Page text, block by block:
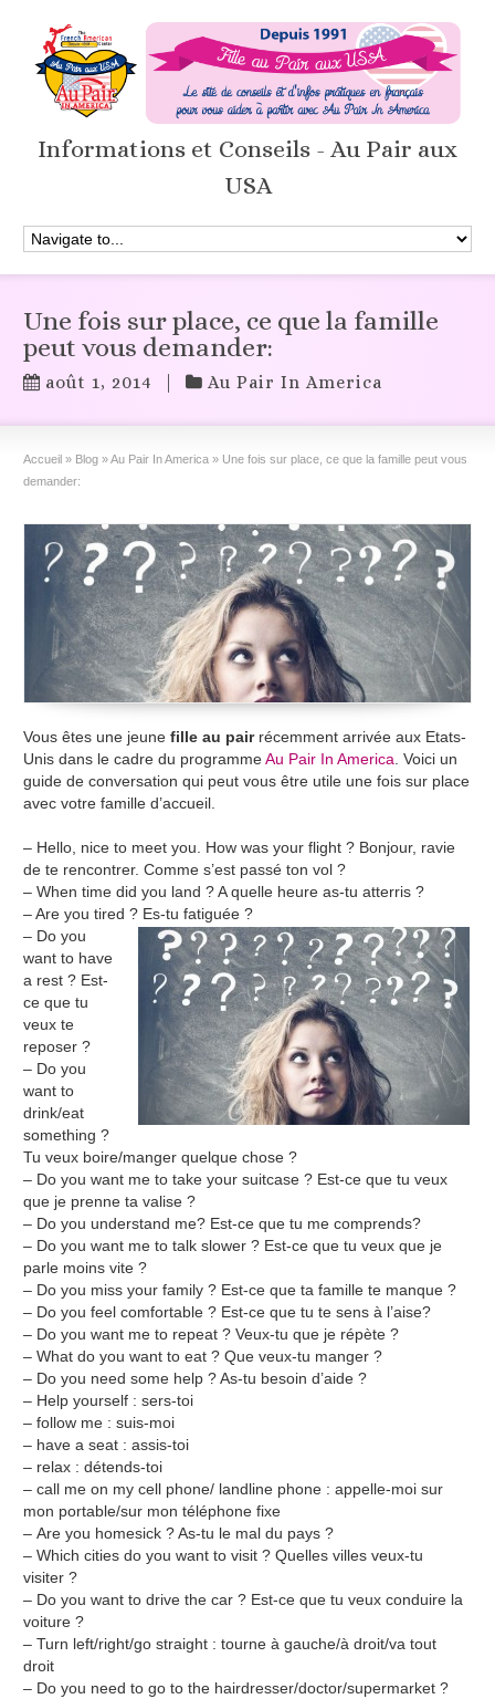
Informations et Conseils - Au Pair aux
USA
Une fois sur place, ce que la famille
peut vous demander:
août 1, 2014 Au Pair In America
Accueil » Blog »Au Pair In America » Une fois sur place, ce que la famille peut vous
demander:
Vous êtes une jeunefille au pairrécemment arrivée aux Etats-
Unis dans le cadre du programmeAu Pair In America . Voici un
guide de conversation qui peut vous être utile une fois sur place
avec votre famille d’accueil.
– Hello, nice to meet you. How was your flight ? Bonjour, ravie
de te rencontrer. Comme s’est passé ton vol ?
– When time did you land ? A quelle heure as-tu atterris ?
– Are you tired ? Es-tu fatiguée ?
– Do you
want to have
a rest ? Est-
ce que tu
veux te
reposer ?
– Do you
want to
drink/eat
something ?
Tu veux boire/manger quelque chose ?
– Do you want me to take your suitcase ? Est-ce que tu veux
que je prenne ta valise ?
– Do you understand me? Est-ce que tu me comprends?
– Do you want me to talk slower ? Est-ce que tu veux que je
parle moins vite ?
– Do you miss your family ? Est-ce que ta famille te manque ?
– Do you feel comfortable ? Est-ce que tu te sens à l’aise?
– Do you want me to repeat ? Veux-tu que je répète ?
– What do you want to eat ? Que veux-tu manger ?
– Do you need some help ? As-tu besoin d’aide ?
– Help yourself : sers-toi
– follow me : suis-moi
– have a seat : assis-toi
– relax : détends-toi
– call me on my cell phone/ landline phone : appelle-moi sur
mon portable/sur mon téléphone fixe
– Are you homesick ? As-tu le mal du pays ?
– Which cities do you want to visit ? Quelles villes veux-tu
visiter ?
– Do you want to drive the car ? Est-ce que tu veux conduire la
voiture ?
– Turn left/right/go straight : tourne à gauche/à droit/va tout
droit
– Do you need to go to the hairdresser/doctor/supermarket ?